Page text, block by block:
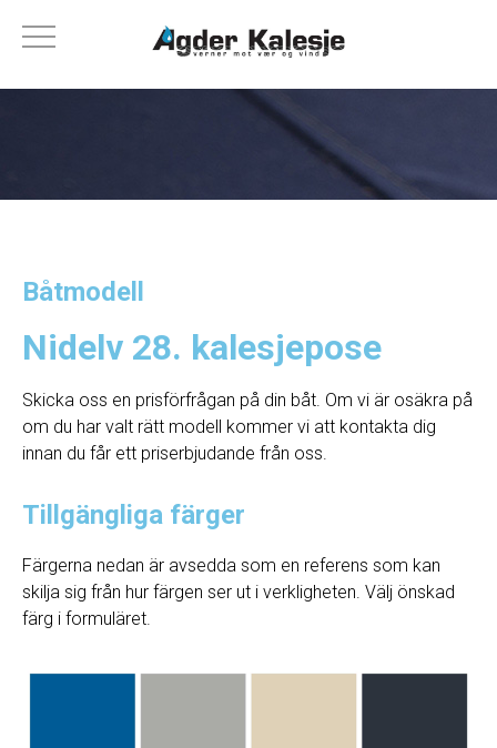
Båtmodell
Nidelv 28. kalesjepose
Skicka oss en prisförfrågan på din båt. Om vi ​​är osäkra på
om du har valt rätt modell kommer vi att kontakta dig
innan du får ett priserbjudande från oss.
Tillgängliga färger
Färgerna nedan är avsedda som en referens som kan
skilja sig från hur färgen ser ut i verkligheten. Välj önskad
färg i formuläret.